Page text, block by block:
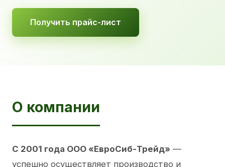
Получить прайс-лист
О компании
С 2001 года ООО «ЕвроСиб-Трейд» —
успешно осуществляет производство и